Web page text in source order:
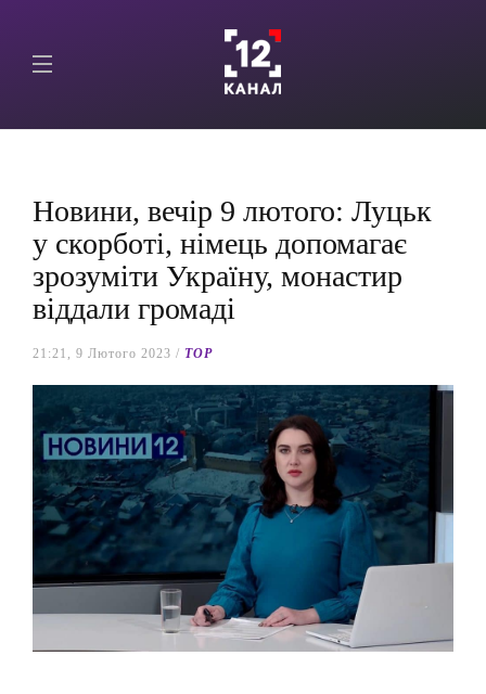
Новини, вечір 9 лютого: Луцьк
у скорботі, німець допомагає
зрозуміти Україну, монастир
віддали громаді
21:21, 9 Лютого 2023 / TOP